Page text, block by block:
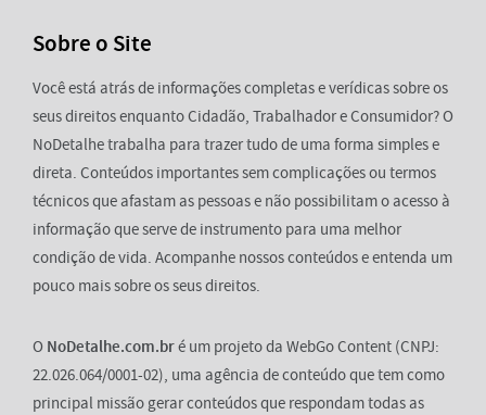
Sobre o Site
Você está atrás de informações completas e verídicas sobre os
seus direitos enquanto Cidadão, Trabalhador e Consumidor? O
NoDetalhe trabalha para trazer tudo de uma forma simples e
direta. Conteúdos importantes sem complicações ou termos
técnicos que afastam as pessoas e não possibilitam o acesso à
informação que serve de instrumento para uma melhor
condição de vida. Acompanhe nossos conteúdos e entenda um
pouco mais sobre os seus direitos.
O NoDetalhe.com.bré um projeto da WebGo Content (CNPJ:
22.026.064/0001-02), uma agência de conteúdo que tem como
principal missão gerar conteúdos que respondam todas as